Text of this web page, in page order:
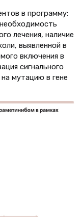
в программу:
лечения, наличие
выявленной в
включения в
сигнального
мутацию в гене